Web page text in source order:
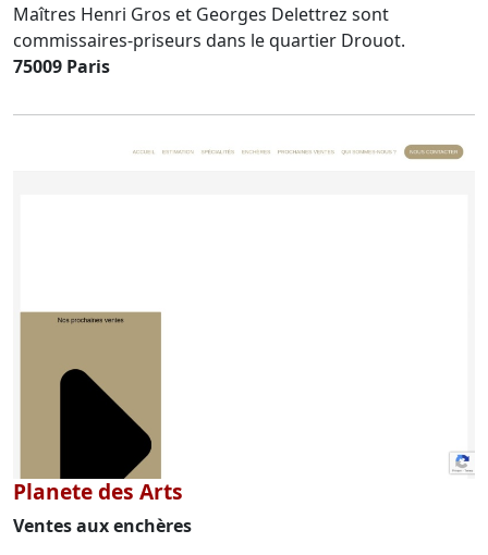
Maîtres Henri Gros et Georges Delettrez sont
commissaires-priseurs dans le quartier Drouot.
75009 Paris
Planete des Arts
Ventes aux enchères